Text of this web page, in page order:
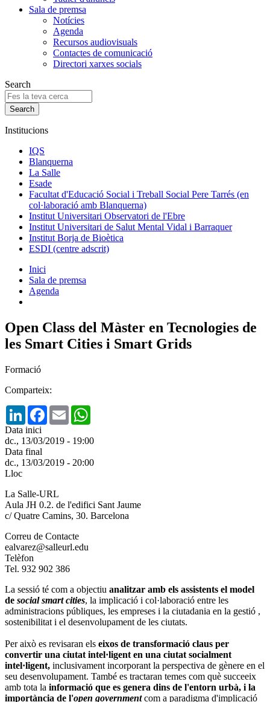
Sala de premsa
Notícies
Agenda
Recursos audiovisuals
Contactes de comunicació
Directori xarxes socials
Search
Institucions
IQS
Blanquerna
La Salle
Esade
Facultat d'Educació Social i Treball Social Pere Tarrés (en
col·laboració amb Blanquerna)
Institut Universitari Observatori de l'Ebre
Institut Universitari de Salut Mental Vidal i Barraquer
Institut Borja de Bioètica
ESDI (centre adscrit)
Inici
Sala de premsa
Agenda
Open Class del Màster en Tecnologies de
les Smart Cities i Smart Grids
Formació
Comparteix:
LinkedInFacebook
Email
Data inici
dc., 13/03/2019 - 19:00
Data final
dc., 13/03/2019 - 20:00
Lloc
La Salle-URL
Aula JH 0.2. de l'edifici Sant Jaume
c/ Quatre Camins, 30. Barcelona
Correu de Contacte
ealvarez@salleurl.edu
Telèfon
Tel. 932 902 386
La sessió té com a objectiu analitzar amb els assistents el model
de social smart cities, la implicació i col·laboració entre les
administracions públiques, les empreses i la ciutadania en la gestió ,
sostenibilitat i el desenvolupament de les ciutats.
Per això es revisaran els eixos de transformació claus per
convertir una ciutat intel·ligent en una ciutat socialment
intel·ligent, inclusivament incorporant la perspectiva de gènere en el
seu desenvolupament. També es tractaran temes com què succeeix
amb tota la informació que es genera dins de l'entorn urbà, i la
importància de l'open government com a paradigma d'implicació